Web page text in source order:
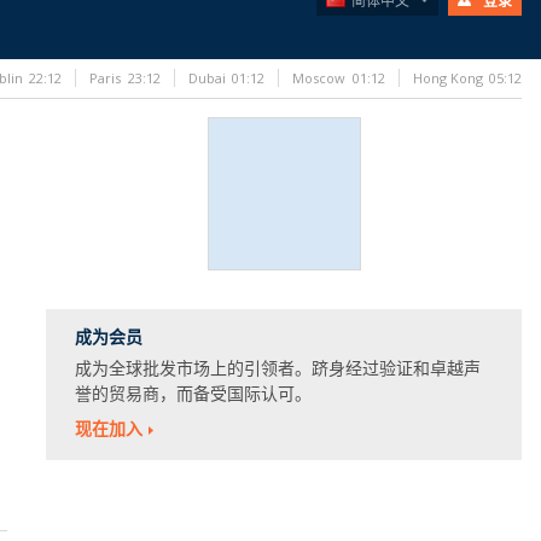
成为会员
成为全球批发市场上的引领者。跻身经过验证和卓越声
誉的贸易商，而备受国际认可。
现在加入
22:12 Paris 23:12 Dubai 01:12 Moscow 01:12 Hong Kong 05:12